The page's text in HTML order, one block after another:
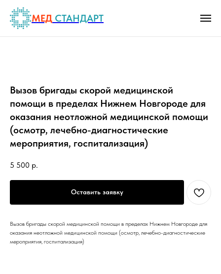
МЕД СТАНДАРТ
Вызов бригады скорой медицинской
помощи в пределах Нижнем Новгороде для
оказания неотложной медицинской помощи
(осмотр, лечебно-диагностические
мероприятия, госпитализация)
5 500 р.
Оставить заявку
Вызов бригады скорой медицинской помощи в пределах Нижнем Новгороде для
оказания неотложной медицинской помощи (осмотр, лечебно-диагностические
мероприятия, госпитализация)